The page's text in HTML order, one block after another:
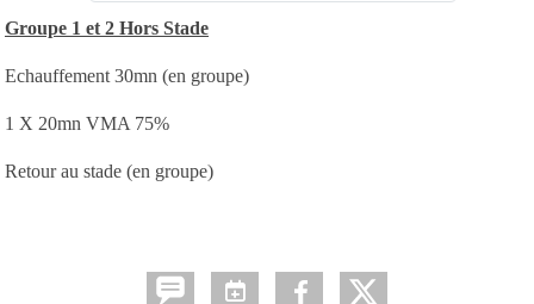
Groupe 1 et 2 Hors Stade
Echauffement 30mn (en groupe)
1 X 20mn VMA 75%
Retour au stade (en groupe)